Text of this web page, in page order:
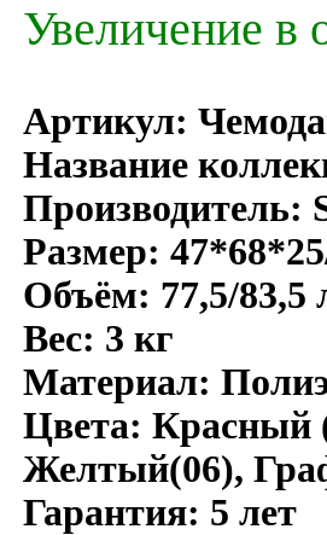
Увеличение в
Артикул:
Название
Производитель:
Размер:
Объём: 77,5/83,5
Вес: 3 кг
Материал:
Цвета: Красный
Желтый(06),
Гарантия: 5 лет